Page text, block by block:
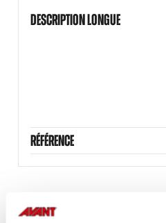
DESCRIPTION LONGUE
RÉFÉRENCE